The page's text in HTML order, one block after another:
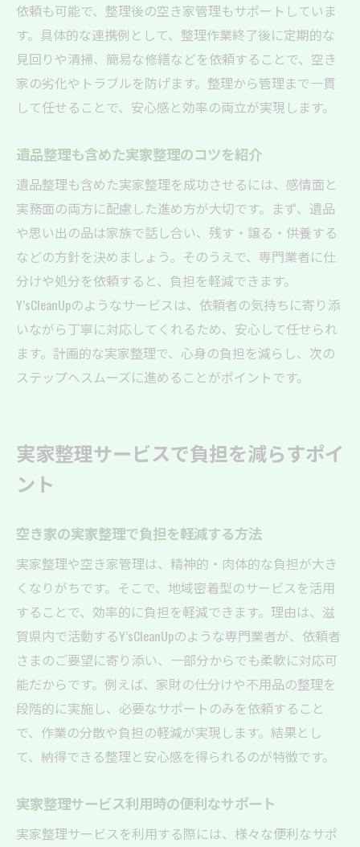
依頼も可能で、整理後の空き家管理もサポートしていま
す。具体的な連携例として、整理作業終了後に定期的な
見回りや清掃、簡易な修繕などを依頼することで、空き
家の劣化やトラブルを防げます。整理から管理まで一貫
して任せることで、安心感と効率の両立が実現します。
遺品整理も含めた実家整理のコツを紹介
遺品整理も含めた実家整理を成功させるには、感情面と
実務面の両方に配慮した進め方が大切です。まず、遺品
や思い出の品は家族で話し合い、残す・譲る・供養する
などの方針を決めましょう。そのうえで、専門業者に仕
分けや処分を依頼すると、負担を軽減できます。
Y’sCleanUpのようなサービスは、依頼者の気持ちに寄り添
いながら丁寧に対応してくれるため、安心して任せられ
ます。計画的な実家整理で、心身の負担を減らし、次の
ステップへスムーズに進めることがポイントです。
実家整理サービスで負担を減らすポイ
ント
空き家の実家整理で負担を軽減する方法
実家整理や空き家管理は、精神的・肉体的な負担が大き
くなりがちです。そこで、地域密着型のサービスを活用
することで、効率的に負担を軽減できます。理由は、滋
賀県内で活動するY’sCleanUpのような専門業者が、依頼者
さまのご要望に寄り添い、一部分からでも柔軟に対応可
能だからです。例えば、家財の仕分けや不用品の整理を
段階的に実施し、必要なサポートのみを依頼すること
で、作業の分散や負担の軽減が実現します。結果とし
て、納得できる整理と安心感を得られるのが特徴です。
実家整理サービス利用時の便利なサポート
実家整理サービスを利用する際には、様々な便利なサポ